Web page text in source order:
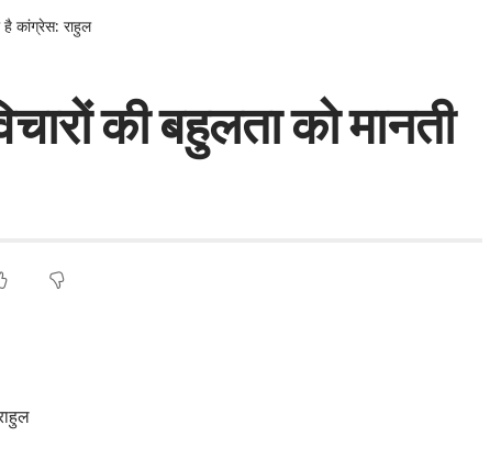
है कांग्रेस: राहुल
की बहुलता को मानती